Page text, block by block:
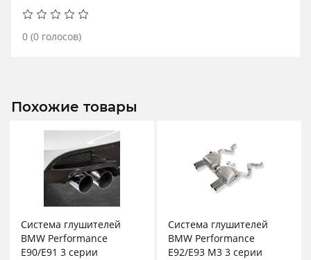
0 (0 голосов)
Похожие товары
Система глушителей
BMW Performance
E90/E91 3 серии
Система глушителей
BMW Performance
E92/E93 M3 3 серии